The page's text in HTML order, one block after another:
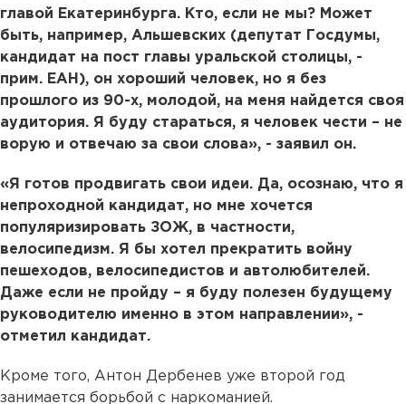
главой Екатеринбурга. Кто, если не мы? Может
быть, например, Альшевских (депутат Госдумы,
кандидат на пост главы уральской столицы, -
прим. ЕАН), он хороший человек, но я без
прошлого из 90-х, молодой, на меня найдется своя
аудитория. Я буду стараться, я человек чести – не
ворую и отвечаю за свои слова», - заявил он.
«Я готов продвигать свои идеи. Да, осознаю, что я
непроходной кандидат, но мне хочется
популяризировать ЗОЖ, в частности,
велосипедизм. Я бы хотел прекратить войну
пешеходов, велосипедистов и автолюбителей.
Даже если не пройду – я буду полезен будущему
руководителю именно в этом направлении», -
отметил кандидат.
Кроме того, Антон Дербенев уже второй год
занимается борьбой с наркоманией.